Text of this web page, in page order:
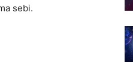
sebi.